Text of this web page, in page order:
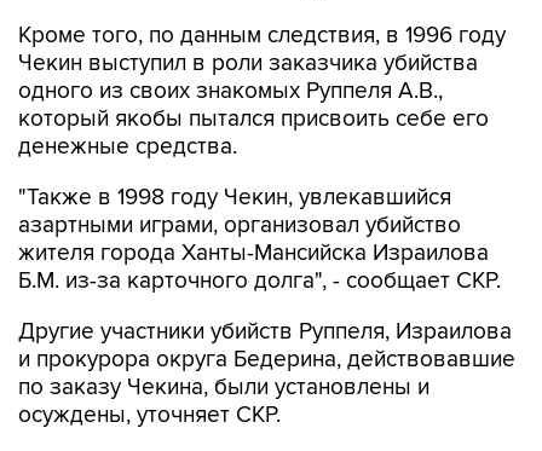
Кроме того, по данным следствия, в 1996 году
Чекин выступил в роли заказчика убийства
одного из своих знакомых Руппеля А.В.,
который якобы пытался присвоить себе его
денежные средства.
"Также в 1998 году Чекин, увлекавшийся
азартными играми, организовал убийство
жителя города Ханты-Мансийска Израилова
Б.М. из-за карточного долга", - сообщает СКР.
Другие участники убийств Руппеля, Израилова
и прокурора округа Бедерина, действовавшие
по заказу Чекина, были установлены и
осуждены, уточняет СКР.